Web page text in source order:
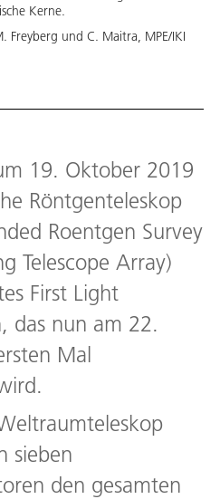
Kerne.
Freyberg und C. Maitra, MPE/IKI
19. Oktober 2019
Röntgenteleskop
Roentgen Survey
Telescope Array)
First Light
das nun am 22.
Mal
sieben
den gesamten